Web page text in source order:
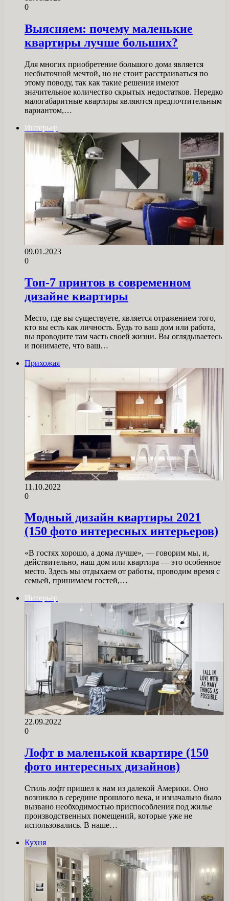
0
Выясняем: почему маленькие
квартиры лучше больших?
Для многих приобретение большого дома является
несбыточной мечтой, но не стоит расстраиваться по
этому поводу, так как такие решения имеют
значительное количество скрытых недостатков. Нередко
малогабаритные квартиры являются предпочтительным
вариантом,…
Интерьер
09.01.2023
0
Топ-7 принтов в современном
дизайне квартиры
Место, где вы существуете, является отражением того,
кто вы есть как личность. Будь то ваш дом или работа,
вы проводите там часть своей жизни. Вы оглядываетесь
и понимаете, что ваш…
Прихожая
11.10.2022
0
Модный дизайн квартиры 2021
(150 фото интересных интерьеров)
«В гостях хорошо, а дома лучше», — говорим мы, и,
действительно, наш дом или квартира — это особенное
место. Здесь мы отдыхаем от работы, проводим время с
семьей, принимаем гостей,…
Интерьер
22.09.2022
0
Лофт в маленькой квартире (150
фото интересных дизайнов)
Стиль лофт пришел к нам из далекой Америки. Оно
возникло в середине прошлого века, и изначально было
вызвано необходимостью приспособления под жилье
производственных помещений, которые уже не
использовались. В наше…
Кухня